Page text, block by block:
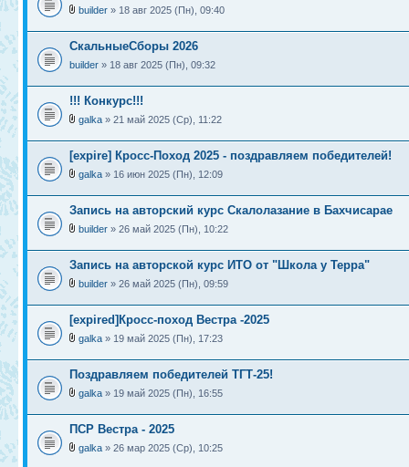
builder » 18 авг 2025 (Пн), 09:40
СкальныеСборы 2026
builder » 18 авг 2025 (Пн), 09:32
!!! Конкурс!!!
galka » 21 май 2025 (Ср), 11:22
[expire] Кросс-Поход 2025 - поздравляем победителей!
galka » 16 июн 2025 (Пн), 12:09
Запись на авторский курс Скалолазание в Бахчисарае
builder » 26 май 2025 (Пн), 10:22
Запись на авторской курс ИТО от "Школа у Терра"
builder » 26 май 2025 (Пн), 09:59
[expired]Кросс-поход Вестра -2025
galka » 19 май 2025 (Пн), 17:23
Поздравляем победителей ТГТ-25!
galka » 19 май 2025 (Пн), 16:55
ПСР Вестра - 2025
galka » 26 мар 2025 (Ср), 10:25